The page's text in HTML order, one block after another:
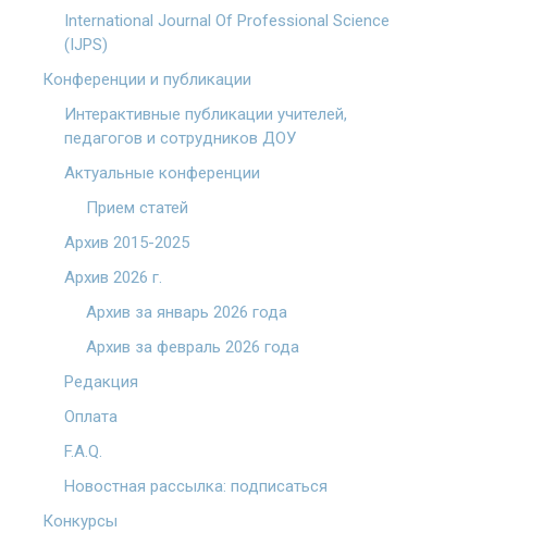
International Journal Of Professional Science
(IJPS)
Конференции и публикации
Интерактивные публикации учителей,
педагогов и сотрудников ДОУ
Актуальные конференции
Прием статей
Архив 2015-2025
Архив 2026 г.
Архив за январь 2026 года
Архив за февраль 2026 года
Редакция
Оплата
F.A.Q.
Новостная рассылка: подписаться
Конкурсы